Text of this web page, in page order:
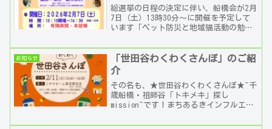
総選挙の日程の決定に伴い、船橋会が2月
7日（土）13時30分～に開催を予定して
います「ペット防災と地域猫活動の勉強
りセンター⇒有隣病院・本部棟（船橋2-
15-38）...
お知らせ
「世田谷わくわくさんぽ」のご紹
介
その名も、★世田谷わくわくさんぽ★~千
歳船橋・祖師谷「トキメキ」探し
mission~です！まちあるきインフルエン
ちとふなエリアの魅力を楽しむまちある